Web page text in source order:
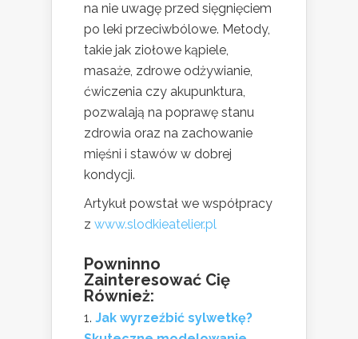
na nie uwagę przed sięgnięciem
po leki przeciwbólowe. Metody,
takie jak ziołowe kąpiele,
masaże, zdrowe odżywianie,
ćwiczenia czy akupunktura,
pozwalają na poprawę stanu
zdrowia oraz na zachowanie
mięśni i stawów w dobrej
kondycji.
Artykuł powstał we współpracy
z www.slodkieatelier.pl
Powninno
Zainteresować Cię
Również:
Jak wyrzeźbić sylwetkę?